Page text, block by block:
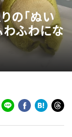
の「ぬい
わふわにな